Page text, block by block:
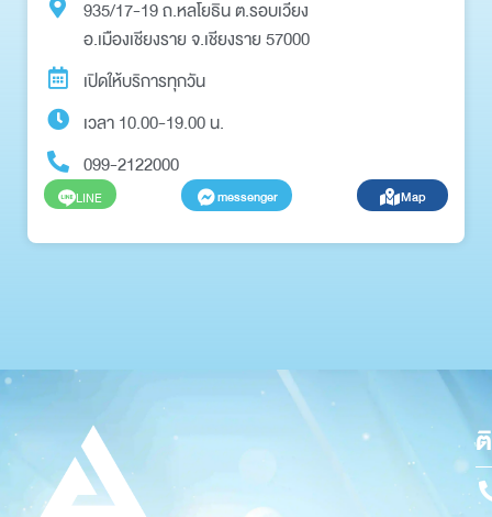
935/17-19 ถ.หลโยธิน ต.รอบเวียง
อ.เมืองเชียงราย จ.เชียงราย 57000
เปิดให้บริการทุกวัน
เวลา 10.00-19.00 น.
099-2122000
LINE messenger Map